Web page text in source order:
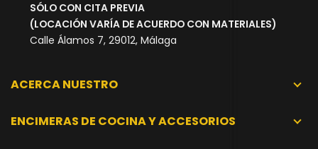
SÓLO CON CITA PREVIA
(LOCACIÓN VARÍA DE ACUERDO CON MATERIALES)
Calle Álamos 7, 29012, Málaga
ACERCA NUESTRO
ENCIMERAS DE COCINA Y ACCESORIOS